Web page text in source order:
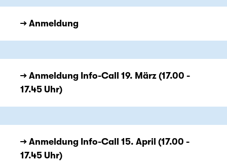
→ Anmeldung
→ Anmeldung Info-Call 19. März (17.00 -
17.45 Uhr)
→ Anmeldung Info-Call 15. April (17.00 -
17.45 Uhr)